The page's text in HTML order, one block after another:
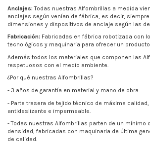
Anclajes: Todas nuestras Alfombrillas a medida
anclajes según venían de fábrica, es decir,
dimensiones y dispositivos de anclaje según las de
Fabricación: Fabricadas en fábrica robotizada con
tecnológicos y maquinaria para ofrecer un
Además todos los materiales que componen las
respetuosos con el medio ambiente.
¿Por qué nuestras Alfombrillas?
- 3 años de garantía en material y mano de obra.
- Parte trasera de tejido técnico de máxima calidad,
antideslizante e impermeable.
- Todas nuestras Alfombrillas parten de un mínimo
densidad, fabricadas con maquinaria de última
de calidad.